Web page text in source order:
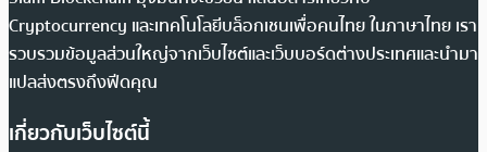
Cryptocurrency และเทคโนโลยีบล็อกเชนเพื่อคนไทย ในภาษาไทย เรา
รวบรวมข้อมูลส่วนใหญ่จากเว็บไซต์และเว็บบอร์ดต่างประเทศและนำมา
แปลส่งตรงถึงฟีดคุณ
เกี่ยวกับเว็บไซต์นี้